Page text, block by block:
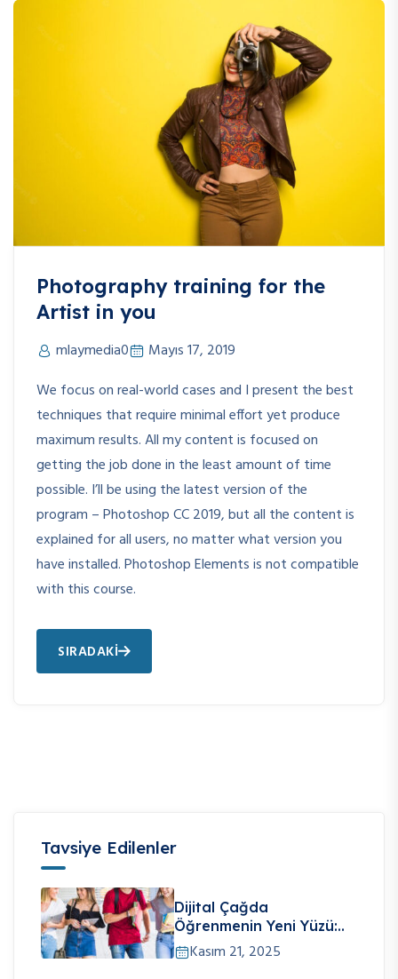
Photography training for the
Artist in you
mlaymedia0
Mayıs 17, 2019
We focus on real-world cases and I present the best
techniques that require minimal effort yet produce
maximum results. All my content is focused on
getting the job done in the least amount of time
possible. I’ll be using the latest version of the
program – Photoshop CC 2019, but all the content is
explained for all users, no matter what version you
have installed. Photoshop Elements is not compatible
with this course.
SIRADAKI
Tavsiye Edilenler
Dijital Çağda
Öğrenmenin Yeni Yüzü:..
Kasım 21, 2025